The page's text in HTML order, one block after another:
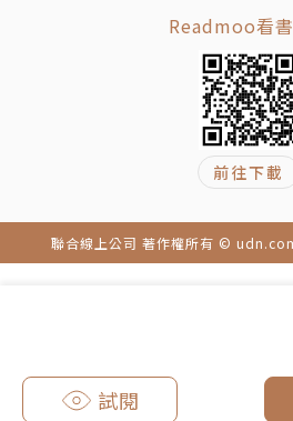
試閱
Readmoo看
前往下載
聯合線上公司 著作權所有 ©